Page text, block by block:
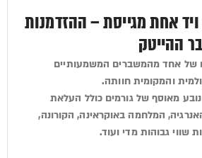
אחת מגייסת – ההזדמנות
ההייטק
של אחד מהמשברים המשמעותיים
והמקומית חוותה.
מאוסף של גורמים כולל העלאת
המלחמה באוקראינה, הקורונה,
שווי גבוהות מדי ועוד.